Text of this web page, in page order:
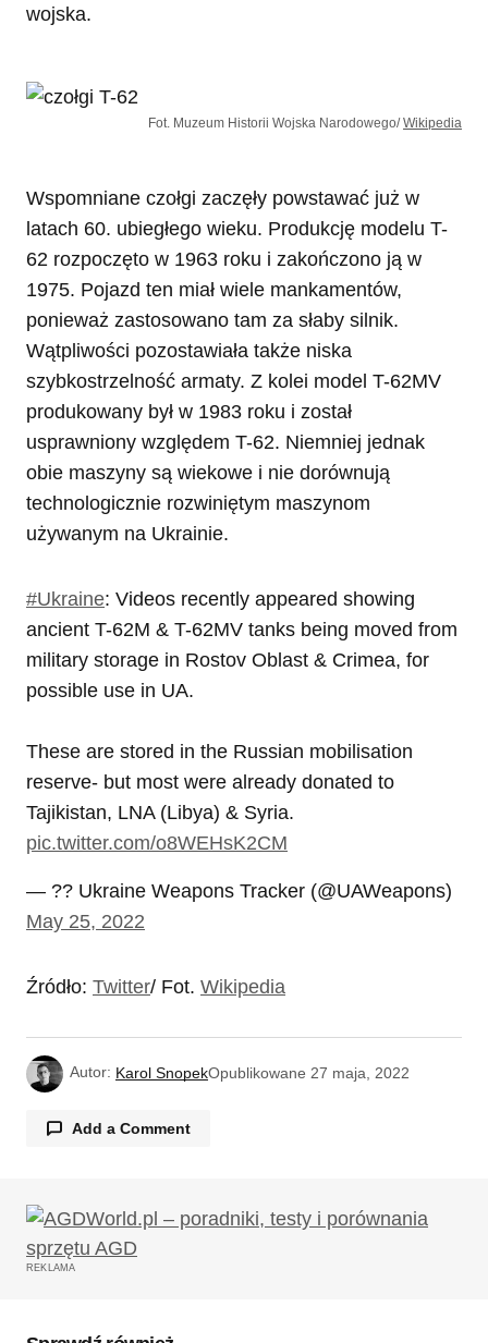
wojska.
Fot. Muzeum Historii Wojska Narodowego/Wikipedia
Wspomniane czołgi zaczęły powstawać już w
latach 60. ubiegłego wieku. Produkcję modelu T-
62 rozpoczęto w 1963 roku i zakończono ją w
1975. Pojazd ten miał wiele mankamentów,
ponieważ zastosowano tam za słaby silnik.
Wątpliwości pozostawiała także niska
szybkostrzelność armaty. Z kolei model T-62MV
produkowany był w 1983 roku i został
usprawniony względem T-62. Niemniej jednak
obie maszyny są wiekowe i nie dorównują
technologicznie rozwiniętym maszynom
używanym na Ukrainie.
#Ukraine: Videos recently appeared showing
ancient T-62M & T-62MV tanks being moved from
military storage in Rostov Oblast & Crimea, for
possible use in UA.
These are stored in the Russian mobilisation
reserve- but most were already donated to
Tajikistan, LNA (Libya) & Syria.
pic.twitter.com/o8WEHsK2CM
— ?? Ukraine Weapons Tracker (@UAWeapons)
May 25, 2022
Źródło: Twitter/ Fot. Wikipedia
Autor: Karol SnopekOpublikowane 27 maja, 2022
Add a Comment
Twój adres email nie zostanie opublikowany.
Wymagane pola są oznaczone
REKLAMA